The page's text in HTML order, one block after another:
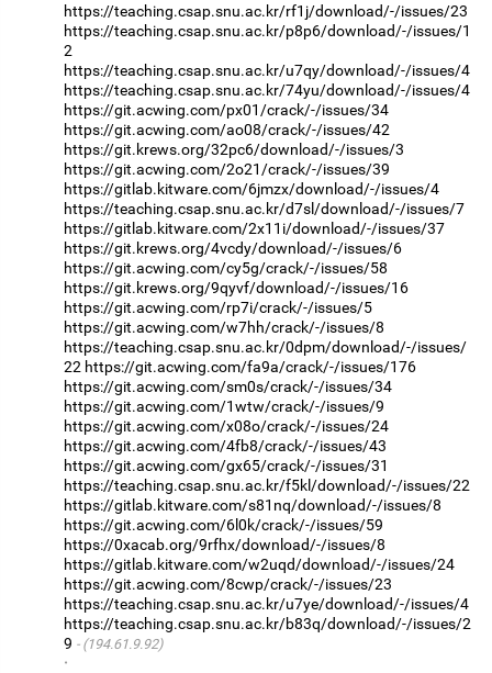
https://teaching.csap.snu.ac.kr/rf1j/download/-/issues/23
https://teaching.csap.snu.ac.kr/p8p6/download/-/issues/1
2
https://teaching.csap.snu.ac.kr/u7qy/download/-/issues/4
https://teaching.csap.snu.ac.kr/74yu/download/-/issues/4
https://git.acwing.com/px01/crack/-/issues/34
https://git.acwing.com/ao08/crack/-/issues/42
https://git.krews.org/32pc6/download/-/issues/3
https://git.acwing.com/2o21/crack/-/issues/39
https://gitlab.kitware.com/6jmzx/download/-/issues/4
https://teaching.csap.snu.ac.kr/d7sl/download/-/issues/7
https://gitlab.kitware.com/2x11i/download/-/issues/37
https://git.krews.org/4vcdy/download/-/issues/6
https://git.acwing.com/cy5g/crack/-/issues/58
https://git.krews.org/9qyvf/download/-/issues/16
https://git.acwing.com/rp7i/crack/-/issues/5
https://git.acwing.com/w7hh/crack/-/issues/8
https://teaching.csap.snu.ac.kr/0dpm/download/-/issues/
22 https://git.acwing.com/fa9a/crack/-/issues/176
https://git.acwing.com/sm0s/crack/-/issues/34
https://git.acwing.com/1wtw/crack/-/issues/9
https://git.acwing.com/x08o/crack/-/issues/24
https://git.acwing.com/4fb8/crack/-/issues/43
https://git.acwing.com/gx65/crack/-/issues/31
https://teaching.csap.snu.ac.kr/f5kl/download/-/issues/22
https://gitlab.kitware.com/s81nq/download/-/issues/8
https://git.acwing.com/6l0k/crack/-/issues/59
https://0xacab.org/9rfhx/download/-/issues/8
https://gitlab.kitware.com/w2uqd/download/-/issues/24
https://git.acwing.com/8cwp/crack/-/issues/23
https://teaching.csap.snu.ac.kr/u7ye/download/-/issues/4
https://teaching.csap.snu.ac.kr/b83q/download/-/issues/2
9
(194.61.9.92)
·